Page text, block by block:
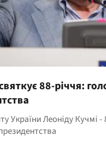
88-річчя:
України Леоніду Кучмі -